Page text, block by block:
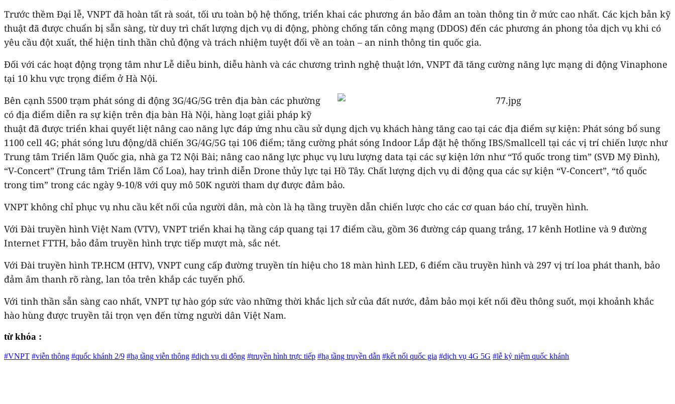
Trước thềm Đại lễ, VNPT đã hoàn tất rà soát, tối ưu toàn bộ hệ thống, triển khai các phương án bảo đảm an toàn thông tin ở mức cao nhất. Các kịch bản kỹ
thuật đã được chuẩn bị sẵn sàng, từ duy trì chất lượng dịch vụ di động, phòng chống tấn công mạng (DDOS) đến các phương án phong tỏa dịch vụ khi có
yêu cầu đột xuất, thể hiện tinh thần chủ động và trách nhiệm tuyệt đối về an toàn – an ninh thông tin quốc gia.
Đối với các hoạt động trọng tâm như Lễ diễu binh, diễu hành và các chương trình nghệ thuật lớn, VNPT đã tăng cường năng lực mạng di động Vinaphone
tại 10 khu vực trọng điểm ở Hà Nội.
Bên cạnh 5500 trạm phát sóng di động 3G/4G/5G trên địa bàn các phường
có địa điểm diễn ra sự kiện trên địa bàn Hà Nội, hàng loạt giải pháp kỹ
thuật đã được triển khai quyết liệt nâng cao năng lực đáp ứng nhu cầu sử dụng dịch vụ khách hàng tăng cao tại các địa điểm sự kiện: Phát sóng bổ sung
1100 cell 4G; phát sóng lưu động/dã chiến 3G/4G/5G tại 106 điểm; tăng cường phát sóng Indoor Lắp đặt hệ thống IBS/Smallcell tại các vị trí chiến lược như
Trung tâm Triển lãm Quốc gia, nhà ga T2 Nội Bài; nâng cao năng lực phục vụ lưu lượng data tại các sự kiện lớn như “Tổ quốc trong tim” (SVĐ Mỹ Đình),
“V-Concert” (Trung tâm Triển lãm Cổ Loa), hay trình diễn Drone thủy lực tại Hồ Tây. Chất lượng dịch vụ di động qua các sự kiện “V-Concert”, “tổ quốc
trong tim” trong các ngày 9-10/8 với quy mô 50K người tham dự được đảm bảo.
VNPT không chỉ phục vụ nhu cầu kết nối của người dân, mà còn là hạ tầng truyền dẫn chiến lược cho các cơ quan báo chí, truyền hình.
Với Đài truyền hình Việt Nam (VTV), VNPT triển khai hạ tầng cáp quang tại 17 điểm cầu, gồm 36 đường cáp quang trắng, 17 kênh Hotline và 9 đường
Internet FTTH, bảo đảm truyền hình trực tiếp mượt mà, sắc nét.
Với Đài truyền hình TP.HCM (HTV), VNPT cung cấp đường truyền tín hiệu cho 18 màn hình LED, 6 điểm cầu truyền hình và 297 vị trí loa phát thanh, bảo
đảm âm thanh rõ ràng, lan tỏa trên khắp các tuyến phố.
Với tinh thần sẵn sàng cao nhất, VNPT tự hào góp sức vào những thời khắc lịch sử của đất nước, đảm bảo mọi kết nối đều thông suốt, mọi khoảnh khắc
hào hùng được truyền tải trọn vẹn đến từng người dân Việt Nam.
từ khóa :
#VNPT #viễn thông #quốc khánh 2/9 #hạ tầng viễn thông #dịch vụ di động #truyền hình trực tiếp #hạ tầng truyền dẫn #kết nối quốc gia #dịch vụ 4G 5G #lễ kỷ niệm quốc khánh